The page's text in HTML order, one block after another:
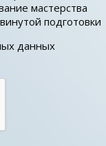
мастерства
подготовки
данных